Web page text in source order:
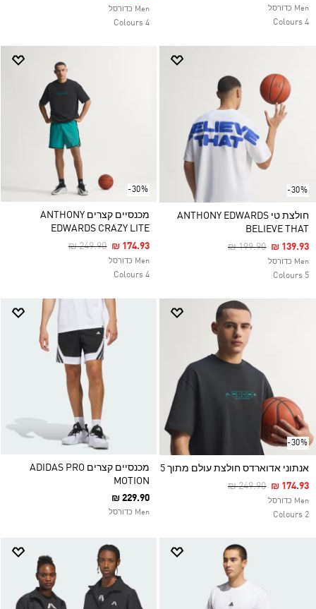
Men כדורסל
4 Colours
Men כדורסל
4 Colours
-30%
חולצת טי ANTHONY EDWARDS
BELIEVE THAT
Price Reduced From
₪ 199.90To₪ 139.93
Men כדורסל
5 Colours
-30%
מכנסיים קצרים ANTHONY
EDWARDS CRAZY LITE
Price Reduced From
₪ 249.90To₪ 174.93
Men כדורסל
4 Colours
-30%
אנתוני אדוארדס חולצת עולם מתוך 5
Price Reduced From
₪ 249.90To₪ 174.93
Men כדורסל
2 Colours
מכנסיים קצרים ADIDAS PRO
MOTION
₪ 229.90
Men כדורסל